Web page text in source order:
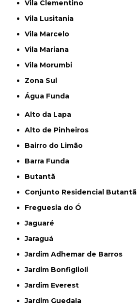
Vila Clementino
Vila Lusitania
Vila Marcelo
Vila Mariana
Vila Morumbi
Zona Sul
Água Funda
Alto da Lapa
Alto de Pinheiros
Bairro do Limão
Barra Funda
Butantã
Conjunto Residencial Butantã
Freguesia do Ó
Jaguaré
Jaraguá
Jardim Adhemar de Barros
Jardim Bonfiglioli
Jardim Everest
Jardim Guedala